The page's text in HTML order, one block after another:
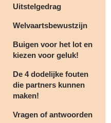
Uitstelgedrag
Welvaartsbewustzijn
Buigen voor het lot en
kiezen voor geluk!
De 4 dodelijke fouten
die partners kunnen
maken!
Vragen of antwoorden